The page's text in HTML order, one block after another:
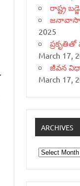
రాష్ట్ర
2025
March 17,
జీవన
March 17,
ARCHIVES
Archives